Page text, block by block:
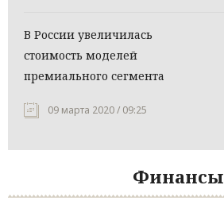
В России увеличилась
стоимость моделей
премиального сегмента
09 марта 2020 / 09:25
Финансы